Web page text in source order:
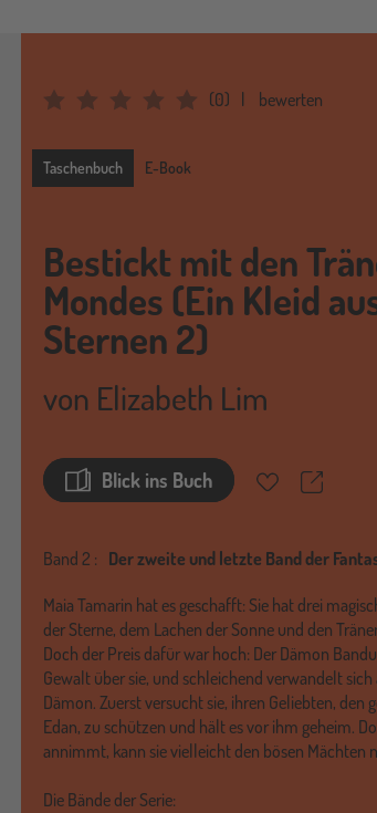
Average Rating: 0 (0) bewerten
Taschenbuch
Taschenbuch
E-Book
Bestickt mit den
Mondes (Ein Kleid
Sternen 2)
von Elizabeth Lim
Blick ins Buch MerkzettelTeilen
Band 2 : Der zweite und letzte Band der
Maia Tamarin hat es geschafft: Sie hat drei
der Sterne, dem Lachen der Sonne und den
Doch der Preis dafür war hoch: Der Dämon
Gewalt über sie, und schleichend verwandelt sich
Dämon. Zuerst versucht sie, ihren Geliebten, den
Edan, zu schützen und hält es vor ihm geheim.
annimmt, kann sie vielleicht den bösen Mächten
Die Bände der Serie: